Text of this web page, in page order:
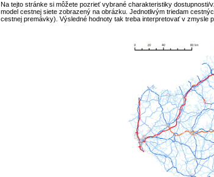
Na tejto stránke si môžete pozrieť vybrané charakteristiky
model cestnej siete zobrazený na obrázku. Jednotlivým triedam
cestnej premávky). Výsledné hodnoty tak treba interpretovať v zmysle